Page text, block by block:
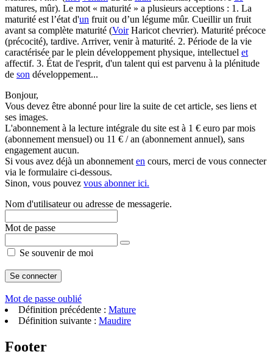
matures, mûr). Le mot « maturité » a plusieurs acceptions : 1. La
maturité est l’état d'un fruit ou d’un légume mûr. Cueillir un fruit
avant sa complète maturité (VoirHaricot chevrier). Maturité précoce
(précocité), tardive. Arriver, venir à maturité. 2. Période de la vie
caractérisée par le plein développement physique, intellectuel et
affectif. 3. État de l'esprit, d'un talent qui est parvenu à la plénitude
de son développement...
Bonjour,
Vous devez être abonné pour lire la suite de cet article, ses liens et
ses images.
L'abonnement à la lecture intégrale du site est à 1 € euro par mois
(abonnement mensuel) ou 11 € / an (abonnement annuel), sans
engagement aucun.
Si vous avez déjà un abonnement en cours, merci de vous connecter
via le formulaire ci-dessous.
Sinon, vous pouvez vous abonner ici.
Nom d'utilisateur ou adresse de messagerie.
Mot de passe
Se souvenir de moi
Mot de passe oublié
Définition précédente : Mature
Définition suivante : Maudire
Footer